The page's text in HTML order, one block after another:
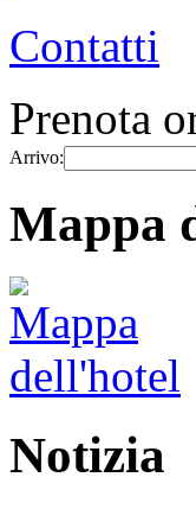
Contatti
Prenota
Arrivo:
Mappa
Notizia